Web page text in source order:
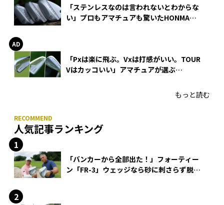
「ステンレスなのは言われないとわからな
い」プロもアマチュアも驚いたHONMA
「Pxは楽に飛ぶ。Vxは打感がいい。TOUR
Vはカッコいい」アマチュアが選ぶ
もっと読む
人気記事ランキング
「バンカーから全部出た！」フォーティー
ン「FR-3」ウェッジなら砂に刺さらず脱出